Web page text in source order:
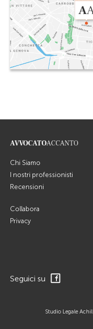
AVVOCATOACCANTO
Chi Siamo
I nostri professionisti
Recensioni
Collabora
Privacy
Seguici su
Studio Legale